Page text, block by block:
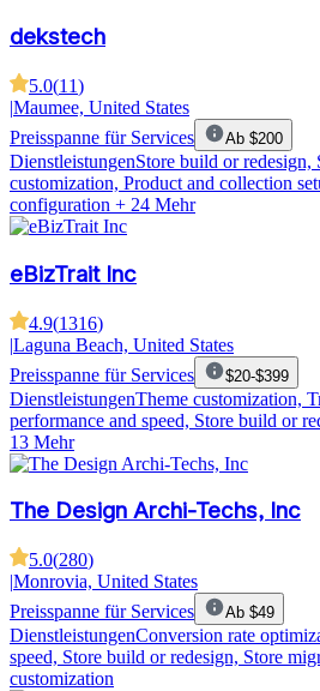
dekstech
5.0(11)
|Maumee, United States
Preisspanne für Services
Ab $200
DienstleistungenStore build or redesign,
customization, Product and collection
configuration + 24 Mehr
eBizTrait Inc
4.9(1316)
|Laguna Beach, United States
Preisspanne für Services
$20-$399
DienstleistungenTheme customization,
performance and speed, Store build or
13 Mehr
The Design Archi-Techs, Inc
5.0(280)
|Monrovia, United States
Preisspanne für Services
Ab $49
DienstleistungenConversion rate
speed, Store build or redesign, Store
customization